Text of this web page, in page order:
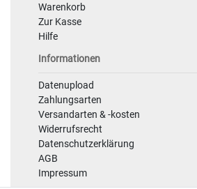
Warenkorb
Zur Kasse
Hilfe
Informationen
Datenupload
Zahlungsarten
Versandarten & -kosten
Widerrufsrecht
Datenschutzerklärung
AGB
Impressum